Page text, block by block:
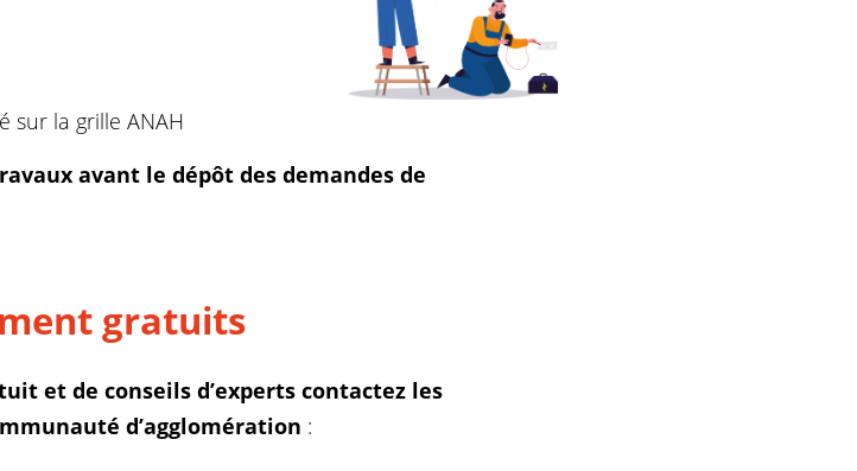
sur la grille ANAH
avant le dépôt des demandes de
gratuits
et de conseils d’experts contactez les
d’agglomération :